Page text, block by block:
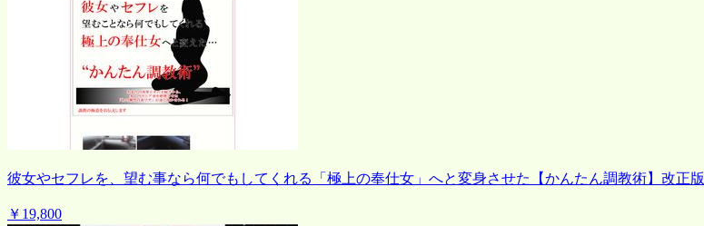
彼女やセフレを、望む事なら何でもしてくれる「極上の奉仕女」へと変身させた【かんたん調教術】改正版
￥19,800